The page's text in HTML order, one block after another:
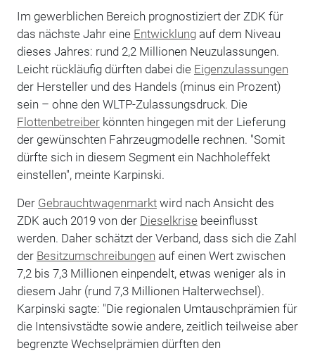
Im gewerblichen Bereich prognostiziert der ZDK für
das nächste Jahr eine Entwicklungauf dem Niveau
dieses Jahres: rund 2,2 Millionen Neuzulassungen.
Leicht rückläufig dürften dabei die Eigenzulassungen
der Hersteller und des Handels (minus ein Prozent)
sein – ohne den WLTP-Zulassungsdruck. Die
Flottenbetreiberkönnten hingegen mit der Lieferung
der gewünschten Fahrzeugmodelle rechnen. "Somit
dürfte sich in diesem Segment ein Nachholeffekt
einstellen", meinte Karpinski.
Der Gebrauchtwagenmarktwird nach Ansicht des
ZDK auch 2019 von der Dieselkrise beeinflusst
werden. Daher schätzt der Verband, dass sich die Zahl
der Besitzumschreibungen auf einen Wert zwischen
7,2 bis 7,3 Millionen einpendelt, etwas weniger als in
diesem Jahr (rund 7,3 Millionen Halterwechsel).
Karpinski sagte: "Die regionalen Umtauschprämien für
die Intensivstädte sowie andere, zeitlich teilweise aber
begrenzte Wechselprämien dürften den